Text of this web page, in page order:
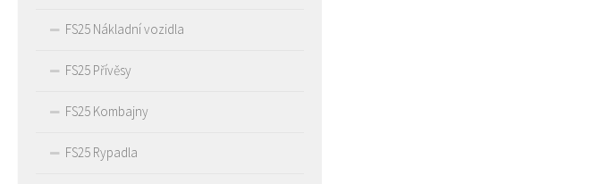
FS25 Nákladní vozidla
FS25 Přívěsy
FS25 Kombajny
FS25 Rypadla